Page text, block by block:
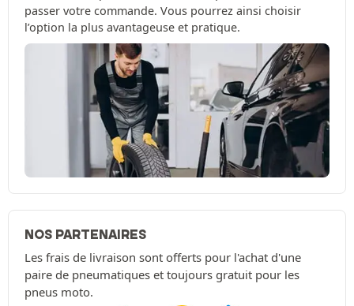
passer votre commande. Vous pourrez ainsi choisir
l’option la plus avantageuse et pratique.
NOS PARTENAIRES
Les frais de livraison sont offerts pour l'achat d'une
paire de pneumatiques et toujours gratuit pour les
pneus moto.